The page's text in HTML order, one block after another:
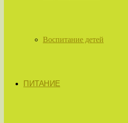
Воспитание детей
ПИТАНИЕ